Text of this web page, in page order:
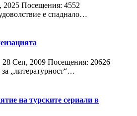
2025 Посещения: 4552
е спаднало…
28 Сeп, 2009 Посещения: 20626
„литературност“…
на турските сериали в